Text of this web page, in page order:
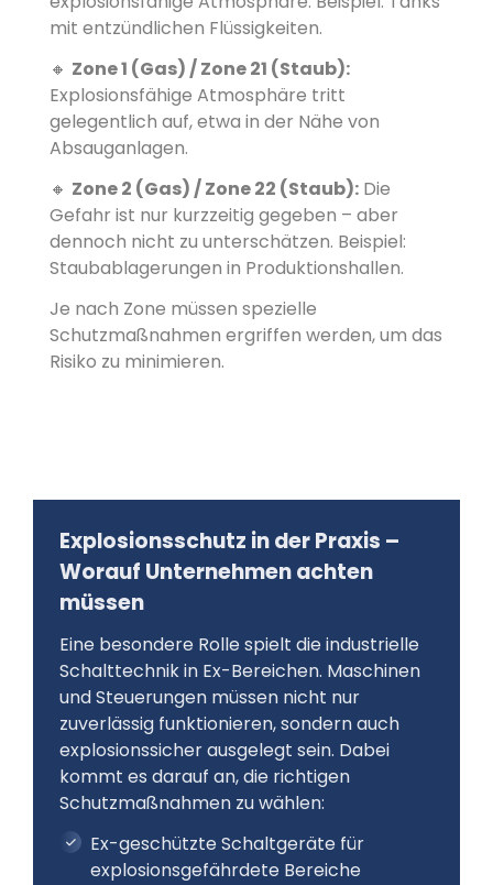
mit entzündlichen Flüssigkeiten.
🔸 Zone 1 (Gas) / Zone 21 (Staub):
Explosionsfähige Atmosphäre tritt
gelegentlich auf, etwa in der Nähe von
Absauganlagen.
🔸 Zone 2 (Gas) / Zone 22 (Staub): Die
Gefahr ist nur kurzzeitig gegeben – aber
dennoch nicht zu unterschätzen. Beispiel:
Staubablagerungen in Produktionshallen.
Je nach Zone müssen spezielle
Schutzmaßnahmen ergriffen werden, um das
Risiko zu minimieren.
Explosionsschutz in der Praxis –
Worauf Unternehmen achten
müssen
Eine besondere Rolle spielt die industrielle
Schalttechnik in Ex-Bereichen. Maschinen
und Steuerungen müssen nicht nur
zuverlässig funktionieren, sondern auch
explosionssicher ausgelegt sein. Dabei
kommt es darauf an, die richtigen
Schutzmaßnahmen zu wählen:
Ex-geschützte Schaltgeräte für
explosionsgefährdete Bereiche